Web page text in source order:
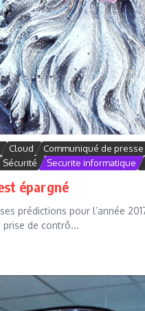
Cloud Communiqué de presse
Sécurité Securite informatique
épargné
prédictions pour l’année
de contrô...